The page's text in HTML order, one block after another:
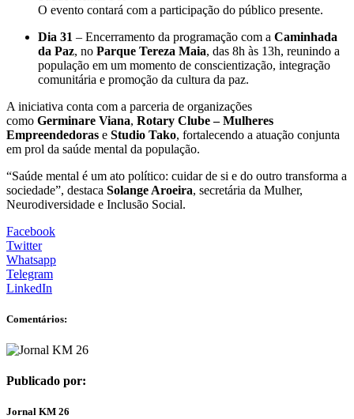
O evento contará com a participação do público presente.
Dia 31 – Encerramento da programação com a Caminhada
da Paz, no Parque Tereza Maia, das 8h às 13h, reunindo a
população em um momento de conscientização, integração
comunitária e promoção da cultura da paz.
A iniciativa conta com a parceria de organizações
como Germinare Viana, Rotary Clube – Mulheres
Empreendedoras e Studio Tako, fortalecendo a atuação conjunta
em prol da saúde mental da população.
“Saúde mental é um ato político: cuidar de si e do outro transforma a
sociedade”, destaca Solange Aroeira, secretária da Mulher,
Neurodiversidade e Inclusão Social.
Facebook
Twitter
Whatsapp
Telegram
LinkedIn
Comentários:
Publicado por:
Jornal KM 26